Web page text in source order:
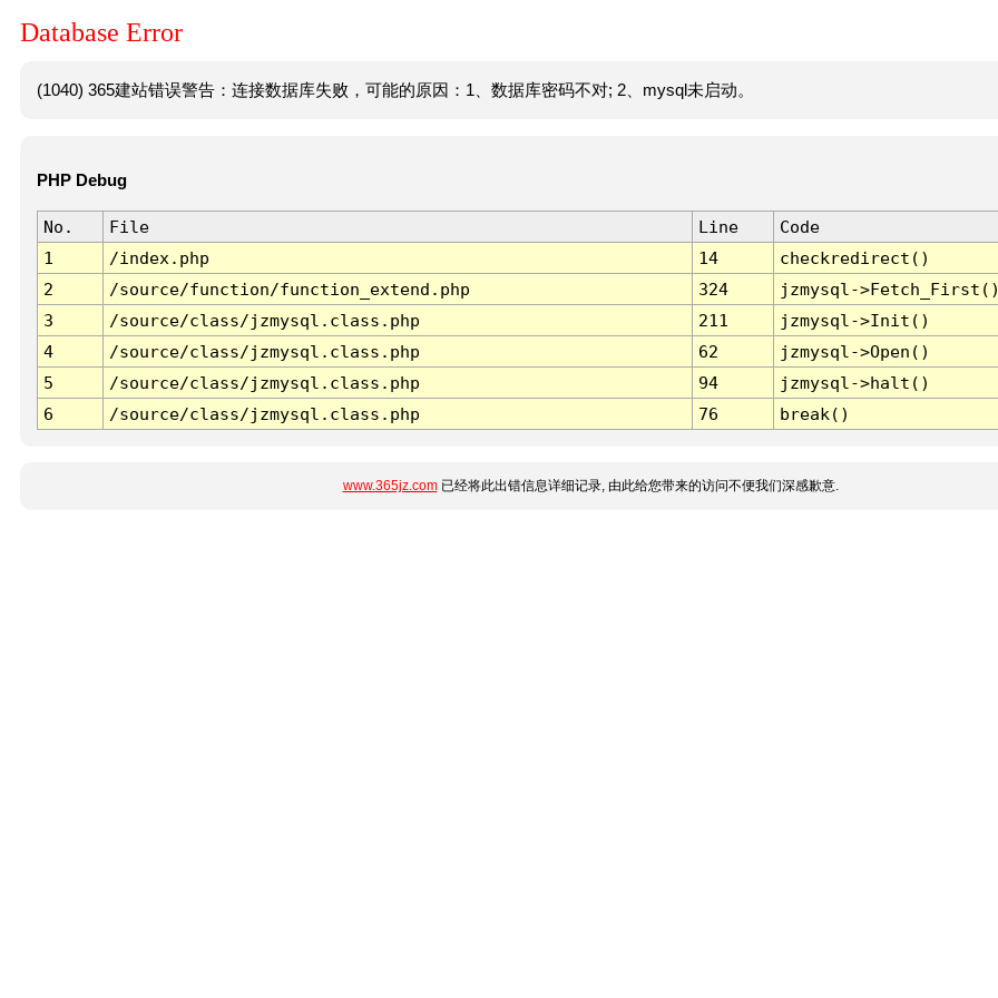
Database Error
(1040) 365建站错误警告：连接数据库失败，可能的原因：1、数据库密码不对; 2、mysql未启动。
PHP Debug
No. File Line
Code
1
/index.php 14
checkredirect()
2
/source/function/function_extend.php 324
jzmysql-
3
/source/class/jzmysql.class.php 211
jzmysql->Init()
4
/source/class/jzmysql.class.php 62
jzmysql->Open()
5
/source/class/jzmysql.class.php 94
jzmysql->halt()
6
/source/class/jzmysql.class.php 76 break()
www.365jz.com已经将此出错信息详细记录, 由此给您带来的访问不便我们深感歉意.